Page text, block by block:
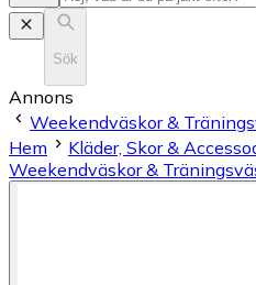
Sök
Annons
Weekendväskor &
Hem
Kläder, Skor &
Weekendväskor &